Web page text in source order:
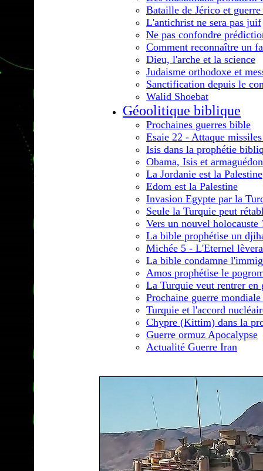
Bataille de Jérico et
L'antichrist ne sera pas juif
Ne pas confondre
Comment reconnaître un
Dieu, l'arche et la science
Judaisme orthodoxe et
Sanctification depuis le
Walid Shoebat
Géoolitique biblique
Prochaines guerres bible
Esaie 22 - Attaque
Isis dans la prophétie
Obama, Isis et armaguédon
La Jordanie est la Palestine
Edom est la Palestine
Invasion Egypte par la
Seule la Turquie peut
Vers un nouvel holocauste
La bible prophétise un
Michée 5 - L'Eternel
La bible condamne
Amos prophétise le
La Turquie veut rentrer en
Prochaine guerre
Turquie et l'accord
Chypre (Kittim) dans la
Guerre ormuz Apocalypse
Actualité Guerre Iran